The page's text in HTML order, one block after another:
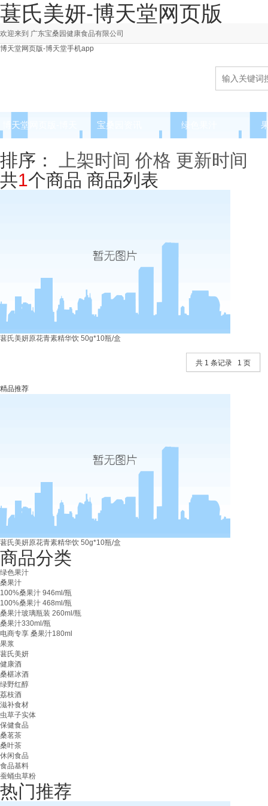
葚氏美妍-博天堂网页版
欢迎来到 广东宝桑园健康食品有限公司
博天堂网页版-博天堂手机app
博天堂网页版-博天
堂手机app
宝桑园资讯 绿色果汁
排序： 上架时间 价格 更新时间
共1个商品 商品列表
葚氏美妍原花青素精华饮 50g*10瓶/盒
共 1 条记录 1 页
精品推荐
葚氏美妍原花青素精华饮 50g*10瓶/盒
商品分类
绿色果汁
桑果汁
100%桑果汁 946ml/瓶
100%桑果汁 468ml/瓶
桑果汁玻璃瓶装 260ml/瓶
桑果汁330ml/瓶
电商专享 桑果汁180ml
果浆
葚氏美妍
健康酒
桑椹冰酒
绿野红醇
荔枝酒
滋补食材
虫草子实体
保健食品
桑茗茶
桑叶茶
休闲食品
食品基料
蚕蛹虫草粉
热门推荐